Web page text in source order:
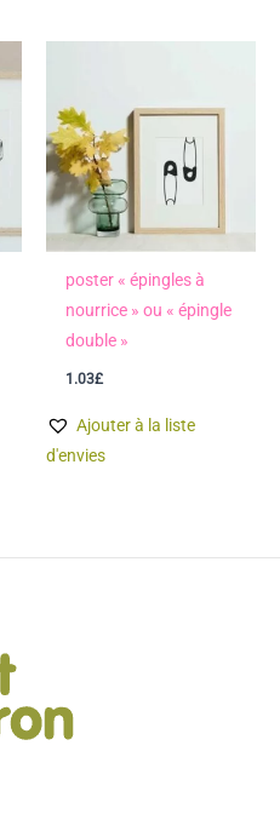
poster « épingles à
nourrice » ou « épingle
double »
1.03£
Ajouter à la liste
d'envies